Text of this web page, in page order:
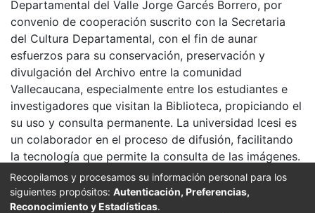
Departamental del Valle Jorge Garcés Borrero, por
convenio de cooperación suscrito con la Secretaria
del Cultura Departamental, con el fin de aunar
esfuerzos para su conservación, preservación y
divulgación del Archivo entre la comunidad
Vallecaucana, especialmente entre los estudiantes e
investigadores que visitan la Biblioteca, propiciando el
su uso y consulta permanente. La universidad Icesi es
un colaborador en el proceso de difusión, facilitando
la tecnología que permite la consulta de las imágenes.
Click on the image to open the gallery.
Citation
Recopilamos y procesamos su información personal para los
siguientes propósitos: Autenticación, Preferencias,
Reconocimiento y Estadísticas.